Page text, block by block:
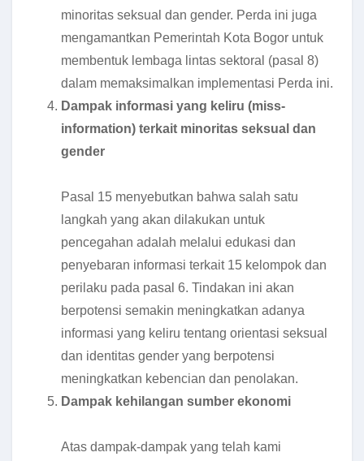
minoritas seksual dan gender. Perda ini juga
mengamantkan Pemerintah Kota Bogor untuk
membentuk lembaga lintas sektoral (pasal 8)
dalam memaksimalkan implementasi Perda ini.
Dampak informasi yang keliru (miss-
information) terkait minoritas seksual dan
gender
Pasal 15 menyebutkan bahwa salah satu
langkah yang akan dilakukan untuk
pencegahan adalah melalui edukasi dan
penyebaran informasi terkait 15 kelompok dan
perilaku pada pasal 6. Tindakan ini akan
berpotensi semakin meningkatkan adanya
informasi yang keliru tentang orientasi seksual
dan identitas gender yang berpotensi
meningkatkan kebencian dan penolakan.
Dampak kehilangan sumber ekonomi
Atas dampak-dampak yang telah kami